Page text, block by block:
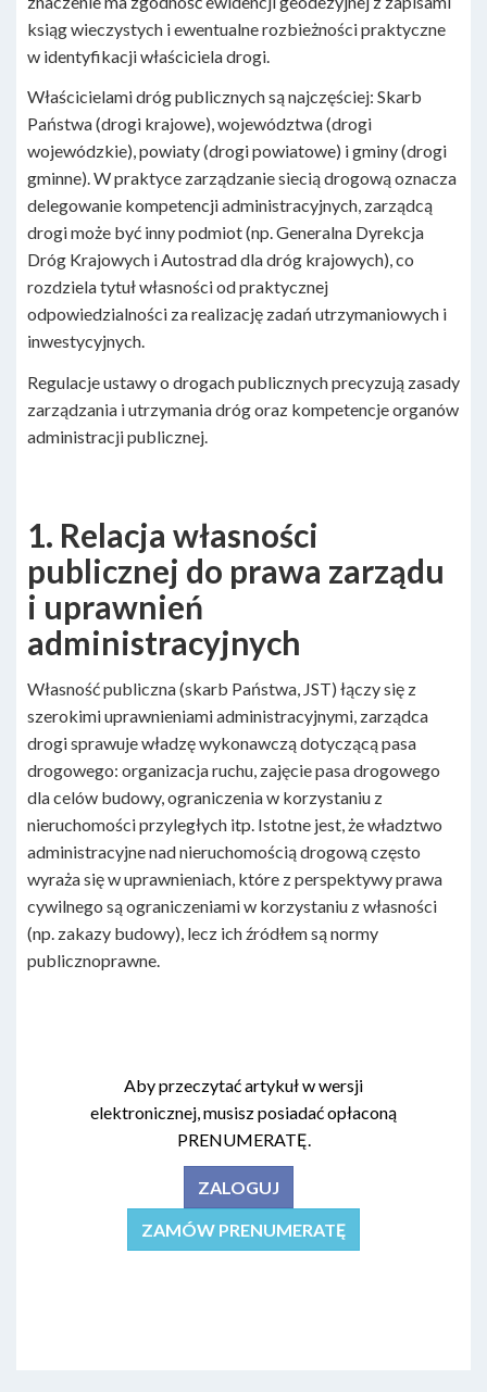
ksiąg wieczystych i ewentualne rozbieżności praktyczne
w identyfikacji właściciela drogi.
Właścicielami dróg publicznych są najczęściej: Skarb
Państwa (drogi krajowe), województwa (drogi
wojewódzkie), powiaty (drogi powiatowe) i gminy (drogi
gminne). W praktyce zarządzanie siecią drogową oznacza
delegowanie kompetencji administracyjnych, zarządcą
drogi może być inny podmiot (np. Generalna Dyrekcja
Dróg Krajowych i Autostrad dla dróg krajowych), co
rozdziela tytuł własności od praktycznej
odpowiedzialności za realizację zadań utrzymaniowych i
inwestycyjnych.
Regulacje ustawy o drogach publicznych precyzują zasady
zarządzania i utrzymania dróg oraz kompetencje organów
administracji publicznej.
1. Relacja własności
publicznej do prawa zarządu
i uprawnień
administracyjnych
Własność publiczna (skarb Państwa, JST) łączy się z
szerokimi uprawnieniami administracyjnymi, zarządca
drogi sprawuje władzę wykonawczą dotyczącą pasa
drogowego: organizacja ruchu, zajęcie pasa drogowego
dla celów budowy, ograniczenia w korzystaniu z
nieruchomości przyległych itp. Istotne jest, że władztwo
administracyjne nad nieruchomością drogową często
wyraża się w uprawnieniach, które z perspektywy prawa
cywilnego są ograniczeniami w korzystaniu z własności
(np. zakazy budowy), lecz ich źródłem są normy
publicznoprawne.
Aby przeczytać artykuł w wersji
elektronicznej, musisz posiadać opłaconą
PRENUMERATĘ.
ZALOGUJ
ZAMÓW PRENUMERATĘ